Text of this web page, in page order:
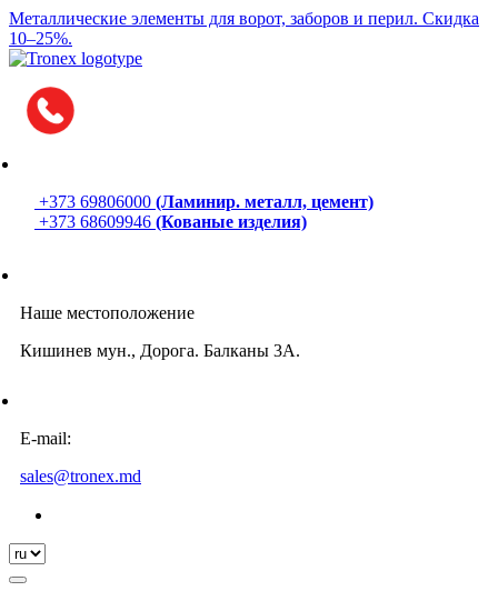
Металлические элементы для ворот, заборов и перил. Скидка
10–25%.
+373 69806000 (Ламинир. металл, цемент)
+373 68609946 (Кованые изделия)
Наше местоположение
Кишинев мун., Дорога. Балканы 3A.
E-mail:
sales@tronex.md